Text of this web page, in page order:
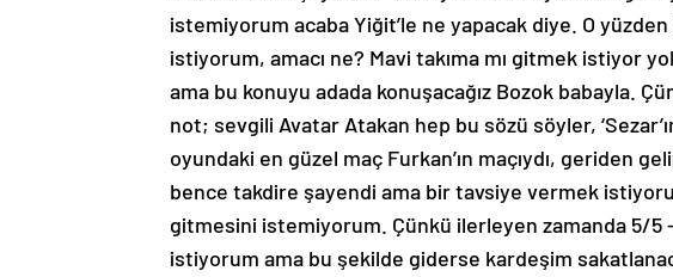
istemiyorum acaba Yiğit’le ne yapacak diye. O
istiyorum, amacı ne? Mavi takıma mı gitmek istiyor
ama bu konuyu adada konuşacağız Bozok babayla.
not; sevgili Avatar Atakan hep bu sözü söyler,
oyundaki en güzel maç Furkan’ın maçıydı, geriden
bence takdire şayendi ama bir tavsiye vermek
gitmesini istemiyorum. Çünkü ilerleyen zamanda 5/5
istiyorum ama bu şekilde giderse kardeşim